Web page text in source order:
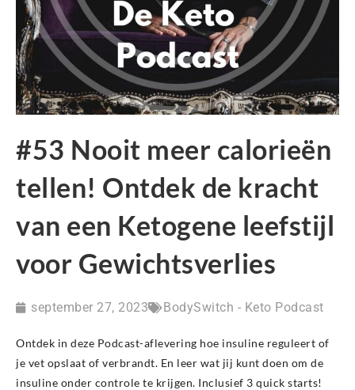
#53 Nooit meer calorieën
tellen! Ontdek de kracht
van een Ketogene leefstijl
voor Gewichtsverlies
september 27, 2023 BodySwitch - Keto Podcast
Ontdek in deze Podcast-aflevering hoe insuline reguleert of
je vet opslaat of verbrandt. En leer wat jij kunt doen om de
insuline onder controle te krijgen. Inclusief 3 quick starts!